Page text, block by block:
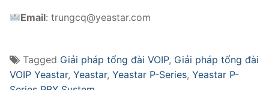
Email:trungcq@yeastar.com
Tagged Giải pháp tổng đài VOIP, Giải pháp tổng đài
VOIP Yeastar, Yeastar, Yeastar P-Series, Yeastar P-